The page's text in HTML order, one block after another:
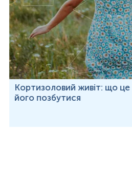
Кортизоловий живіт: що це
його позбутися